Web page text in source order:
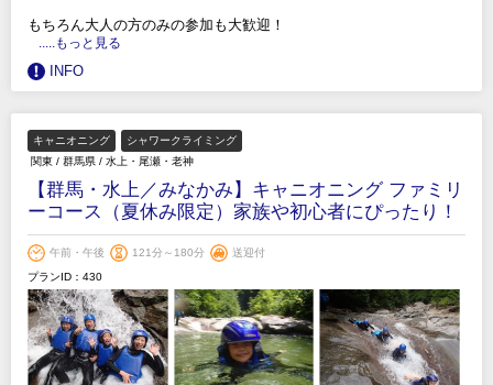
もちろん大人の方のみの参加も大歓迎！
.....もっと見る
INFO
キャニオニング
シャワークライミング
関東 / 群馬県 / 水上・尾瀬・老神
【群馬・水上／みなかみ】キャニオニング ファミリ
ーコース（夏休み限定）家族や初心者にぴったり！
午前・午後 121分～180分
送迎付
プランID：430